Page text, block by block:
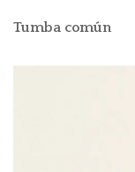
Tumba común